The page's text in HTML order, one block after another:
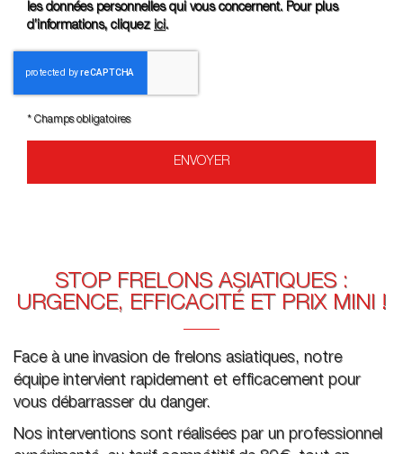
les données personnelles qui vous concernent. Pour plus
d’informations, cliquez ici.
*Champs obligatoires
STOP FRELONS ASIATIQUES :
URGENCE, EFFICACITÉ ET PRIX MINI !
Face à une invasion de frelons asiatiques, notre
équipe intervient rapidement et efficacement pour
vous débarrasser du danger.
Nos interventions sont réalisées par un professionnel